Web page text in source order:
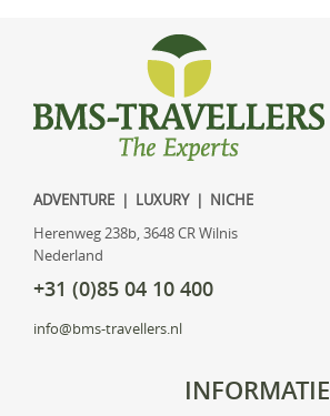
ADVENTURE | LUXURY | NICHE
Herenweg 238b, 3648 CR Wilnis
Nederland
+31 (0)85 04 10 400
info@bms-travellers.nl
INFORMATIE